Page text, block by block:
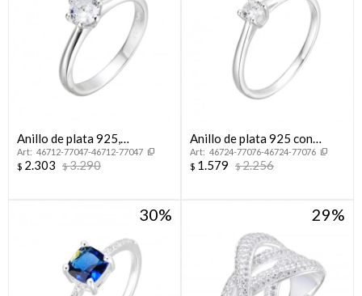
Anillo de plata 925,
CINTILLO.
46712-77047-46712-77047
$ 2.303 $3.290
Anillo de plata 925 con
circonia, CINTILLO.
46724-77076-46724-77076
$ 1.579 $2.256
30 29